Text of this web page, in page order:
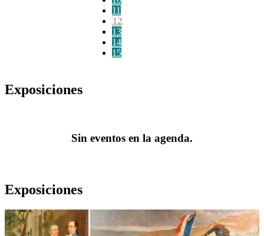
11
12
13
14
15
Exposiciones
Sin eventos en la agenda.
Exposiciones